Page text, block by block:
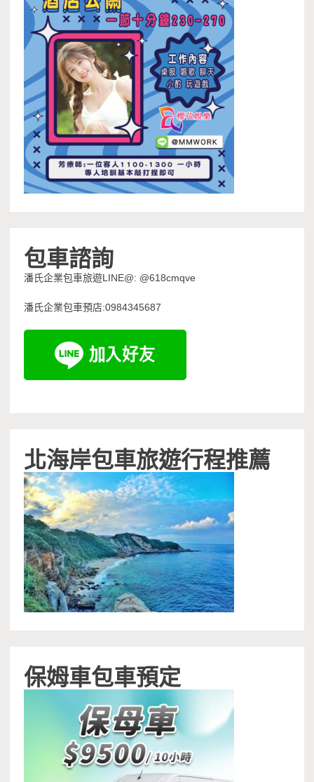
包車諮詢
潘氏企業包車旅遊LINE@: @618cmqve
潘氏企業包車預店:0984345687
北海岸包車旅遊行程推薦
保姆車包車預定